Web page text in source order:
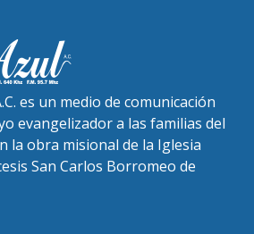
es un medio de comunicación
evangelizador a las familias del
la obra misional de la Iglesia
San Carlos Borromeo de